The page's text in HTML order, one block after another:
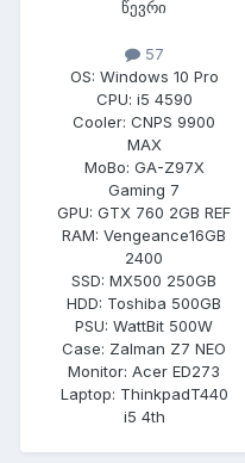
წევრი
57
OS: Windows 10 Pro
CPU: i5 4590
Cooler: CNPS 9900
MAX
MoBo: GA-Z97X
Gaming 7
GPU: GTX 760 2GB REF
RAM: Vengeance16GB
2400
SSD: MX500 250GB
HDD: Toshiba 500GB
PSU: WattBit 500W
Case: Zalman Z7 NEO
Monitor: Acer ED273
Laptop: ThinkpadT440
i5 4th